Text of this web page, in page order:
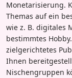
Monetarisierung.
Themas auf ein
wie z. B. digitales
bestimmtes
zielgerichtetes
Ihnen
Nischengruppen